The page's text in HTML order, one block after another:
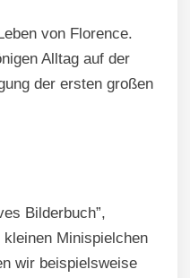
von Florence.
Alltag auf der
der ersten großen
Bilderbuch”,
Minispielchen
wir beispielsweise